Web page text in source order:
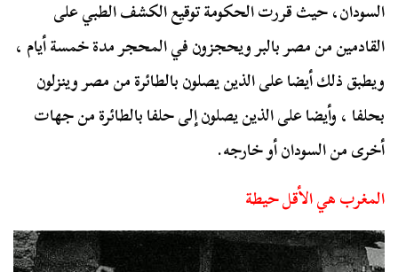
السودان، حيث قررت الحكومة توقيع الكشف الطبي على
القادمين من مصر بالبر ويحجزون في المحجر مدة خمسة أيام ،
ويطبق ذلك أيضا على الذين يصلون بالطائرة من مصر وينزلون
بحلفا ، وأيضا على الذين يصلون إلى حلفا بالطائرة من جهات
أخرى من السودان أو خارجه.
المغرب هي الأقل حيطة